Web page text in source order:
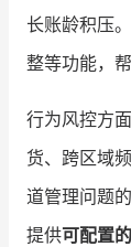
长账龄积压
整等功能，
行为风控方
货、跨区域
道管理问题
提供可配置